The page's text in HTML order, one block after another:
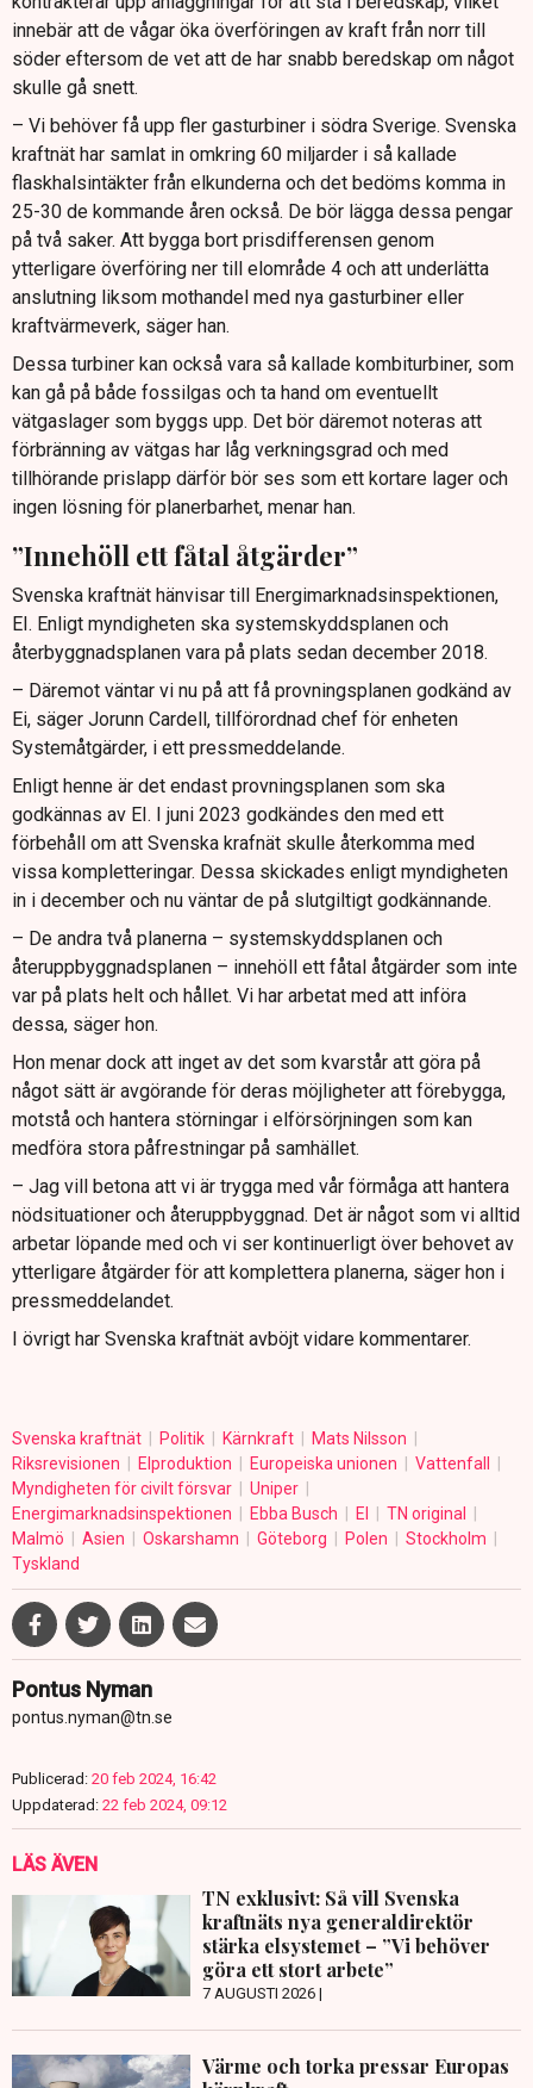
innebär att de vågar öka överföringen av kraft från norr till
söder eftersom de vet att de har snabb beredskap om något
skulle gå snett.
– Vi behöver få upp fler gasturbiner i södra Sverige. Svenska
kraftnät har samlat in omkring 60 miljarder i så kallade
flaskhalsintäkter från elkunderna och det bedöms komma in
25-30 de kommande åren också. De bör lägga dessa pengar
på två saker. Att bygga bort prisdifferensen genom
ytterligare överföring ner till elområde 4 och att underlätta
anslutning liksom mothandel med nya gasturbiner eller
kraftvärmeverk, säger han.
Dessa turbiner kan också vara så kallade kombiturbiner, som
kan gå på både fossilgas och ta hand om eventuellt
vätgaslager som byggs upp. Det bör däremot noteras att
förbränning av vätgas har låg verkningsgrad och med
tillhörande prislapp därför bör ses som ett kortare lager och
ingen lösning för planerbarhet, menar han.
”Innehöll ett fåtal åtgärder”
Svenska kraftnät hänvisar till Energimarknadsinspektionen,
EI. Enligt myndigheten ska systemskyddsplanen och
återbyggnadsplanen vara på plats sedan december 2018.
– Däremot väntar vi nu på att få provningsplanen godkänd av
Ei, säger Jorunn Cardell, tillförordnad chef för enheten
Systemåtgärder, i ett pressmeddelande.
Enligt henne är det endast provningsplanen som ska
godkännas av EI. I juni 2023 godkändes den med ett
förbehåll om att Svenska krafnät skulle återkomma med
vissa kompletteringar. Dessa skickades enligt myndigheten
in i december och nu väntar de på slutgiltigt godkännande.
–­ De andra två planerna – systemskyddsplanen och
återuppbyggnadsplanen – innehöll ett fåtal åtgärder som inte
var på plats helt och hållet. Vi har arbetat med att införa
dessa, säger hon.
Hon menar dock att inget av det som kvarstår att göra på
något sätt är avgörande för deras möjligheter att förebygga,
motstå och hantera störningar i elförsörjningen som kan
medföra stora påfrestningar på samhället.
–­ Jag vill betona att vi är trygga med vår förmåga att hantera
nödsituationer och återuppbyggnad. Det är något som vi alltid
arbetar löpande med och vi ser kontinuerligt över behovet av
ytterligare åtgärder för att komplettera planerna, säger hon i
pressmeddelandet.
I övrigt har Svenska kraftnät avböjt vidare kommentarer.
Svenska kraftnät Politik Kärnkraft
Mats Nilsson
Riksrevisionen
Elproduktion Europeiska unionen
Vattenfall
Myndigheten för civilt försvar
Uniper
Energimarknadsinspektionen
Ebba Busch El
TN original
Malmö
Asien Oskarshamn Göteborg Polen
Stockholm
Tyskland
Pontus Nyman
pontus.nyman@tn.se
Publicerad: 20 feb 2024, 16:42
Uppdaterad: 22 feb 2024, 09:12
LÄS ÄVEN
TN exklusivt: Så vill Svenska
kraftnäts nya generaldirektör
stärka elsystemet – ”Vi behöver
göra ett stort arbete”
7 AUGUSTI 2026 |
Värme och torka pressar Europas